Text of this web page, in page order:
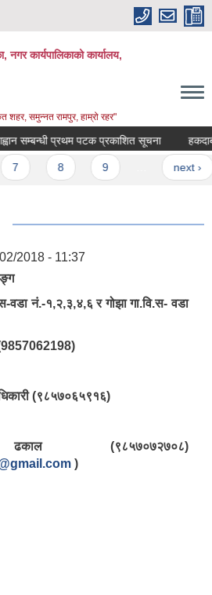
नगर कार्यपालिकाको कार्यालय,
समुन्नत रामपुर, हाम्रो रहर"
सम्बन्धी प्रथम पटक प्रकाशित सूचना हकदाबी
next ›
2018 - 11:37
वडा नं.-१,२,३,४,६ र गोझा गा.वि.स- वडा
(९८५७०६५९१६)
(९८५७०७२७०८)
)